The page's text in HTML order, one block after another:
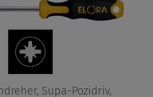
Supa-Pozidriv,